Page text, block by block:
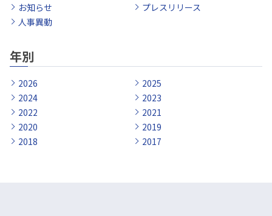
お知らせ
プレスリリース
人事異動
年別
2026
2025
2024
2023
2022
2021
2020
2019
2018
2017